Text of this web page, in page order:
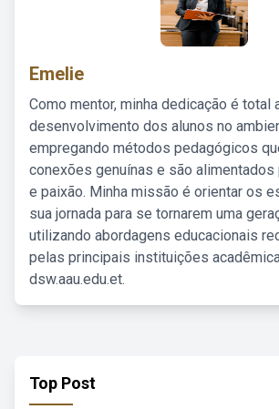
Emelie
Como mentor, minha dedicação é total
desenvolvimento dos alunos no
empregando métodos pedagógicos
conexões genuínas e são
e paixão. Minha missão é orientar os
sua jornada para se tornarem uma
utilizando abordagens educacionais
pelas principais instituições
dsw.aau.edu.et.
Top Post